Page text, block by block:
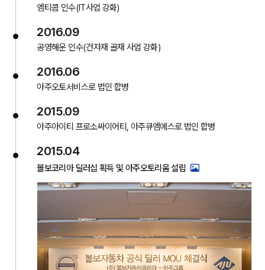
엠티콤 인수(IT사업 강화)
2016.09
공영해운 인수(건자재 골재 사업 강화)
2016.06
아주오토서비스로 법인 합병
2015.09
아주아이티 프로소싸이어티, 아주큐엠에스로 법인 합병
2015.04
볼보코리아 딜러십 획득 및 아주오토리움 설립